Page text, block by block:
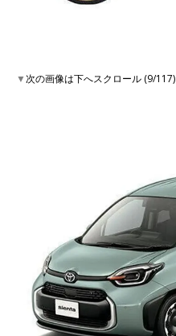
▼次の画像は下へスクロール (9/117)